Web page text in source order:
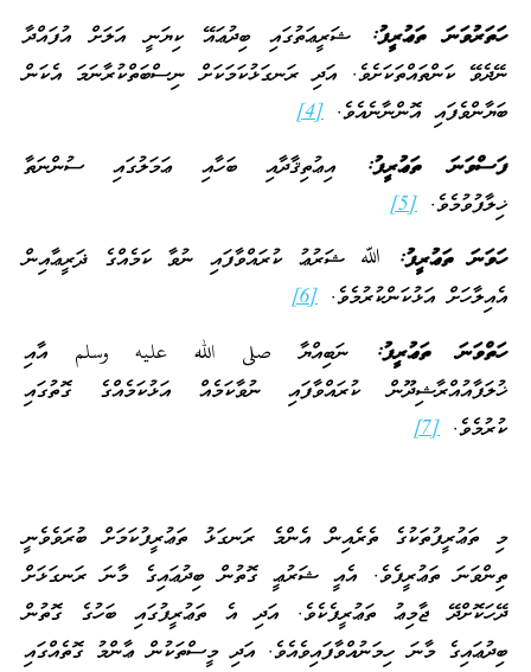
ހަތަރުވަނަ ތަޢުރީފު:
ޝަރީޢަތުގައި ބިދުޢައޭ ކިޔަނީ އަލަށް އުފައްދާ
ނޭދެވޭ ކަންތައްތަކަށެވެ. އަދި ރަނގަޅުކަމަކަށް ނިސްބަތްކުރާނަމަ އެކަން
ބަޔާންވެފައި އޮންނާނެއެވެ. [4]
ފަސްވަނަ ތަޢުރީފު:
އިޢުތިޤާދާއި ބަހާއި ޢަމަލުގައި ސުންނަތާ
ޚިލާފުވުމެވެ. [5]
ހަވަނަ ތަޢުރީފު:
ﷲ ޝަރުޢު ކުރައްވާފައި ނުވާ ކަމެއްގެ ޛަރީޢާއިން
އެއިލާހަށް އަޅުކަންކުރުމެވެ. [6]
ހަތްވަނަ ތަޢުރީފު: ނަބިއްޔާ صلى الله عليه وسلم އާއި
ޚުލަފާއުއްރާޝިދޫން ކުރައްވާފައި ނުވާކަމެއް އަޅުކަމެއްގެ ގޮތުގައި
ކުރުމެވެ. [7]
މި ތަޢުރީފުތަކުގެ ތެރެއިން އެންމެ ރަނގަޅު ތަޢުރީފުކަމަށް ބުރަވެވެނީ
ތިންވަނަ ތަޢުރީފެވެ. އެއީ ޝަރުޢީ ގޮތުން ބިދުޢައިގެ މާނަ ރަނގަޅަށް
ދޭހަކޮށްދޭ ޖާމިޢު ތަޢުރީފެކެވެ. އަދި އެ ތަޢުރީފުގައި ބަހުގެ ގޮތުން
ބިދުޢައިގެ މާނަ ހިމަނުއްވާފައިވެއެވެ. އަދި މީސްތަކުން ޢާންމު ގޮތެއްގައި